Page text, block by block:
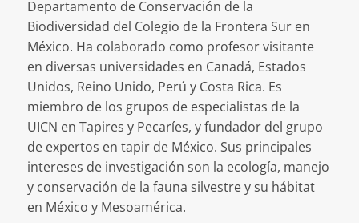
Departamento de Conservación de la
Biodiversidad del Colegio de la Frontera Sur en
México. Ha colaborado como profesor visitante
en diversas universidades en Canadá, Estados
Unidos, Reino Unido, Perú y Costa Rica. Es
miembro de los grupos de especialistas de la
UICN en Tapires y Pecaríes, y fundador del grupo
de expertos en tapir de México. Sus principales
intereses de investigación son la ecología, manejo
y conservación de la fauna silvestre y su hábitat
en México y Mesoamérica.